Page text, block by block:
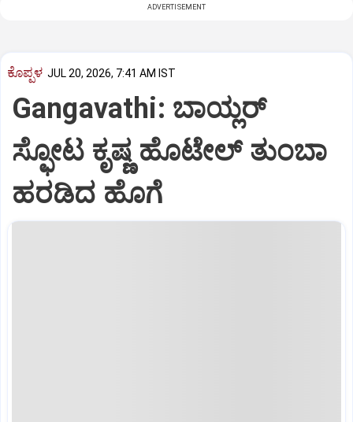
ADVERTISEMENT
ಕೊಪ್ಪಳ JUL 20, 2026, 7:41 AM IST
Gangavathi: ಬಾಯ್ಲರ್
ಸ್ಫೋಟ ಕೃಷ್ಣ ಹೊಟೇಲ್ ತುಂಬಾ
ಹರಡಿದ ಹೊಗೆ